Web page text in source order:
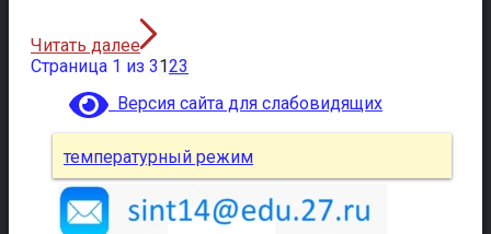
Читать далее
Страница 1 из 3123
Версия сайта для слабовидящих
температурный режим